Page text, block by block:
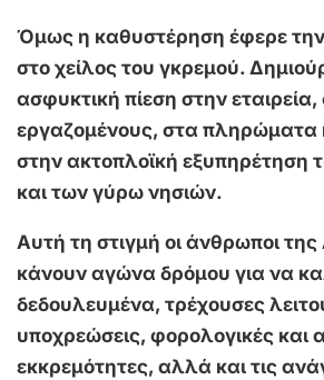
Όμως η καθυστέρηση έφερε
στο χείλος του γκρεμού.
ασφυκτική πίεση στην εταιρεία,
εργαζομένους, στα πληρώματα
στην ακτοπλοϊκή εξυπηρέτηση
και των γύρω νησιών.
Αυτή τη στιγμή οι άνθρωποι
κάνουν αγώνα δρόμου για να
δεδουλευμένα, τρέχουσες
υποχρεώσεις, φορολογικές και
εκκρεμότητες, αλλά και τις